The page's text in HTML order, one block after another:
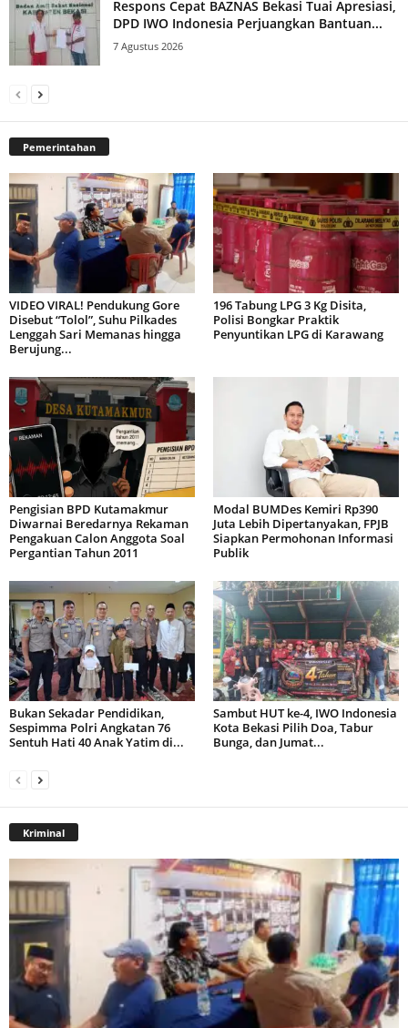
Respons Cepat BAZNAS Bekasi Tuai Apresiasi,
DPD IWO Indonesia Perjuangkan Bantuan...
7 Agustus 2026
Pemerintahan
VIDEO VIRAL! Pendukung Gore
Disebut “Tolol”, Suhu Pilkades
Lenggah Sari Memanas hingga
Berujung...
196 Tabung LPG 3 Kg Disita,
Polisi Bongkar Praktik
Penyuntikan LPG di Karawang
Pengisian BPD Kutamakmur
Diwarnai Beredarnya Rekaman
Pengakuan Calon Anggota Soal
Pergantian Tahun 2011
Modal BUMDes Kemiri Rp390
Juta Lebih Dipertanyakan, FPJB
Siapkan Permohonan Informasi
Publik
Bukan Sekadar Pendidikan,
Sespimma Polri Angkatan 76
Sentuh Hati 40 Anak Yatim di...
Sambut HUT ke-4, IWO Indonesia
Kota Bekasi Pilih Doa, Tabur
Bunga, dan Jumat...
Kriminal